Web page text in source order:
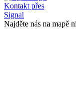
Kontakt přes
Signal
Najděte nás na mapě